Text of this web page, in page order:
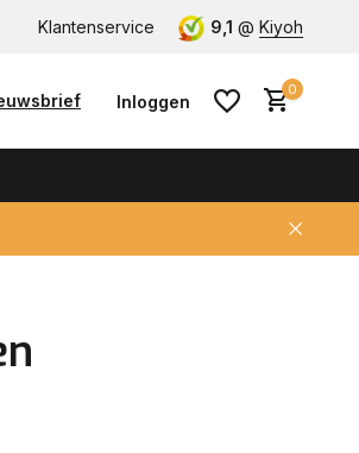
CCV / SCM gecertificeerd voor
Klantenservice 9,1 @ Kiyoh
Inloggen
0